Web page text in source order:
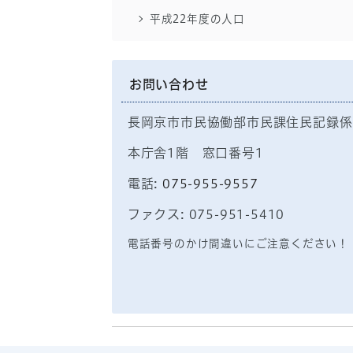
平成22年度の人口
お問い合わせ
長岡京市市民協働部市民課住民記録係
本庁舎1階 窓口番号1
電話: 075-955-9557
ファクス: 075-951-5410
電話番号のかけ間違いにご注意ください！